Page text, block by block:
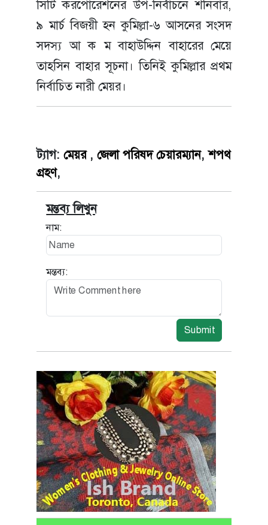
সিটি করপোরেশনের উপ-নির্বাচনে শনিবার,
৯ মার্চ বিজয়ী হন কুমিল্লা-৬ আসনের সংসদ
সদস্য আ ক ম বাহাউদ্দিন বাহারের মেয়ে
তাহসিন বাহার সূচনা। তিনিই কুমিল্লার প্রথম
নির্বাচিত নারী মেয়র।
ট্যাগ: মেয়র , জেলা পরিষদ চেয়ারম্যান,শপথ
গ্রহণ,
মন্তব্য লিখুন
নাম:
মন্তব্য:
Submit